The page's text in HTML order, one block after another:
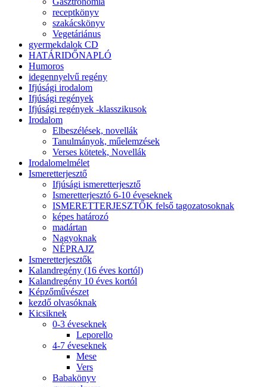
receptkönyv
szakácskönyv
Vegetáriánus
gyermekdalok CD
HATÁRIDŐNAPLÓ
Humoros
idegennyelvű regény
Ifjúsági irodalom
Ifjúsági regények
Ifjúsági regények -klasszikusok
Irodalom
Elbeszélések, novellák
Tanulmányok, műelemzések
Verses kötetek, Novellák
Irodalomelmélet
Ismeretterjesztő
Ifjúsági ismeretterjesztő
Ismeretterjesztó 6-10 éveseknek
ISMERETTERJESZTŐK felső tagozatosoknak
képes határozó
madártan
Nagyoknak
NÉPRAJZ
Ismeretterjesztők
Kalandregény (16 éves kortól)
Kalandregény 10 éves kortól
Képzőművészet
kezdő olvasóknak
Kicsiknek
0-3 éveseknek
Leporello
4-7 éveseknek
Mese
Vers
Babakönyv